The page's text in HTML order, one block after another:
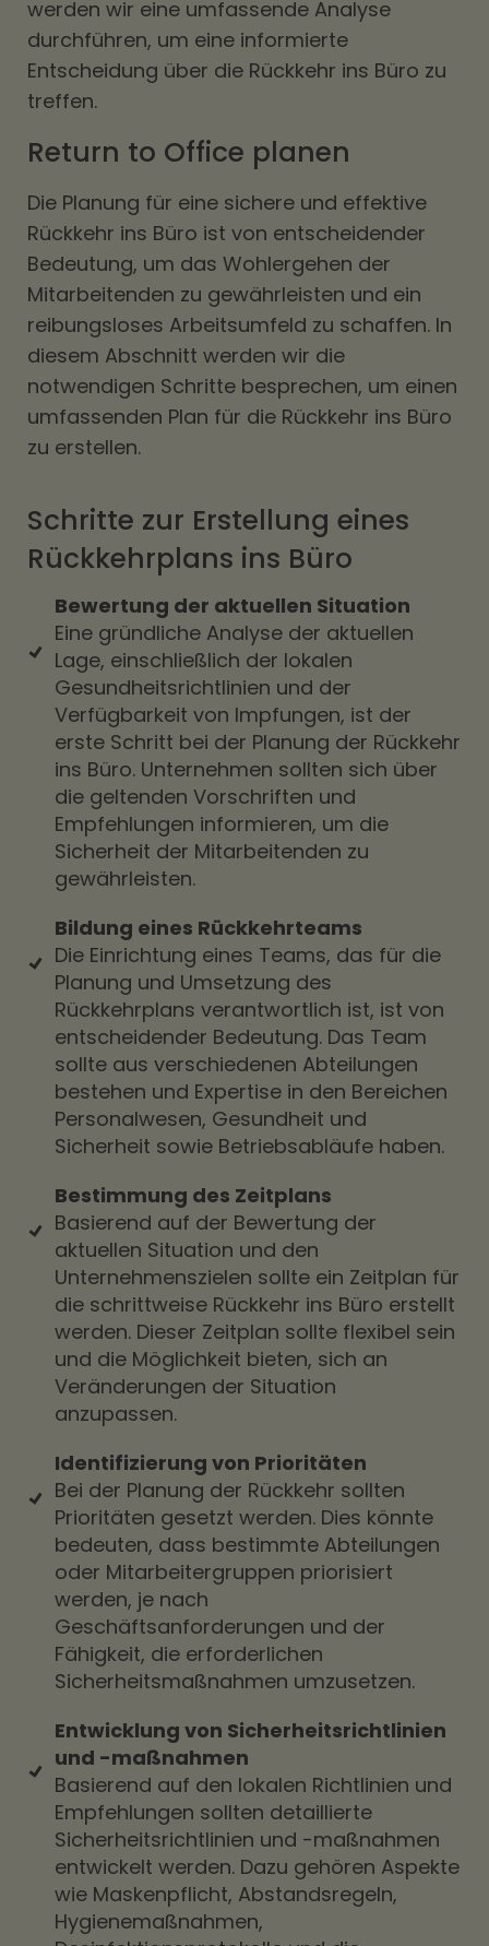
werden wir eine umfassende Analyse
durchführen, um eine informierte
Entscheidung über die Rückkehr ins Büro zu
treffen.
Return to Office planen
Die Planung für eine sichere und effektive
Rückkehr ins Büro ist von entscheidender
Bedeutung, um das Wohlergehen der
Mitarbeitenden zu gewährleisten und ein
reibungsloses Arbeitsumfeld zu schaffen. In
diesem Abschnitt werden wir die
notwendigen Schritte besprechen, um einen
umfassenden Plan für die Rückkehr ins Büro
zu erstellen.
Schritte zur Erstellung eines
Rückkehrplans ins Büro
Bewertung der aktuellen Situation
Eine gründliche Analyse der aktuellen
Lage, einschließlich der lokalen
Gesundheitsrichtlinien und der
Verfügbarkeit von Impfungen, ist der
erste Schritt bei der Planung der Rückkehr
ins Büro. Unternehmen sollten sich über
die geltenden Vorschriften und
Empfehlungen informieren, um die
Sicherheit der Mitarbeitenden zu
gewährleisten.
Bildung eines Rückkehrteams
Die Einrichtung eines Teams, das für die
Planung und Umsetzung des
Rückkehrplans verantwortlich ist, ist von
entscheidender Bedeutung. Das Team
sollte aus verschiedenen Abteilungen
bestehen und Expertise in den Bereichen
Personalwesen, Gesundheit und
Sicherheit sowie Betriebsabläufe haben.
Bestimmung des Zeitplans
Basierend auf der Bewertung der
aktuellen Situation und den
Unternehmenszielen sollte ein Zeitplan für
die schrittweise Rückkehr ins Büro erstellt
werden. Dieser Zeitplan sollte flexibel sein
und die Möglichkeit bieten, sich an
Veränderungen der Situation
anzupassen.
Identifizierung von Prioritäten
Bei der Planung der Rückkehr sollten
Prioritäten gesetzt werden. Dies könnte
bedeuten, dass bestimmte Abteilungen
oder Mitarbeitergruppen priorisiert
werden, je nach
Geschäftsanforderungen und der
Fähigkeit, die erforderlichen
Sicherheitsmaßnahmen umzusetzen.
Entwicklung von Sicherheitsrichtlinien
und -maßnahmen
Basierend auf den lokalen Richtlinien und
Empfehlungen sollten detaillierte
Sicherheitsrichtlinien und -maßnahmen
entwickelt werden. Dazu gehören Aspekte
wie Maskenpflicht, Abstandsregeln,
Hygienemaßnahmen,